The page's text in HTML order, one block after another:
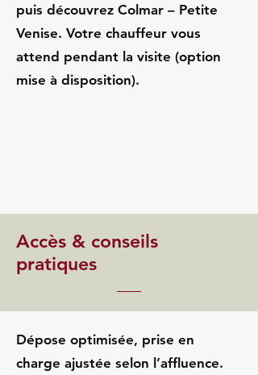
puis découvrez Colmar – Petite
Venise. Votre chauffeur vous
attend pendant la visite (option
mise à disposition).
Accès & conseils
pratiques
Dépose optimisée, prise en
charge ajustée selon l’affluence.